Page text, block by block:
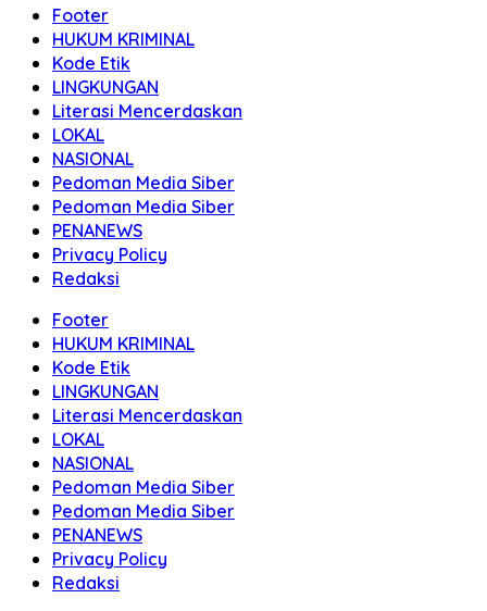
Footer
HUKUM KRIMINAL
Kode Etik
LINGKUNGAN
Literasi Mencerdaskan
LOKAL
NASIONAL
Pedoman Media Siber
Pedoman Media Siber
PENANEWS
Privacy Policy
Redaksi
Footer
HUKUM KRIMINAL
Kode Etik
LINGKUNGAN
Literasi Mencerdaskan
LOKAL
NASIONAL
Pedoman Media Siber
Pedoman Media Siber
PENANEWS
Privacy Policy
Redaksi